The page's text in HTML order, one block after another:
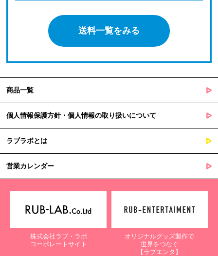
送料一覧をみる
商品一覧
個人情報保護方針・個人情報の取り扱いについて
ラブラボとは
営業カレンダー
株式会社ラブ・ラボ
コーポレートサイト
オリジナルグッズ製作で
世界をつなぐ
【ラブエンタ】